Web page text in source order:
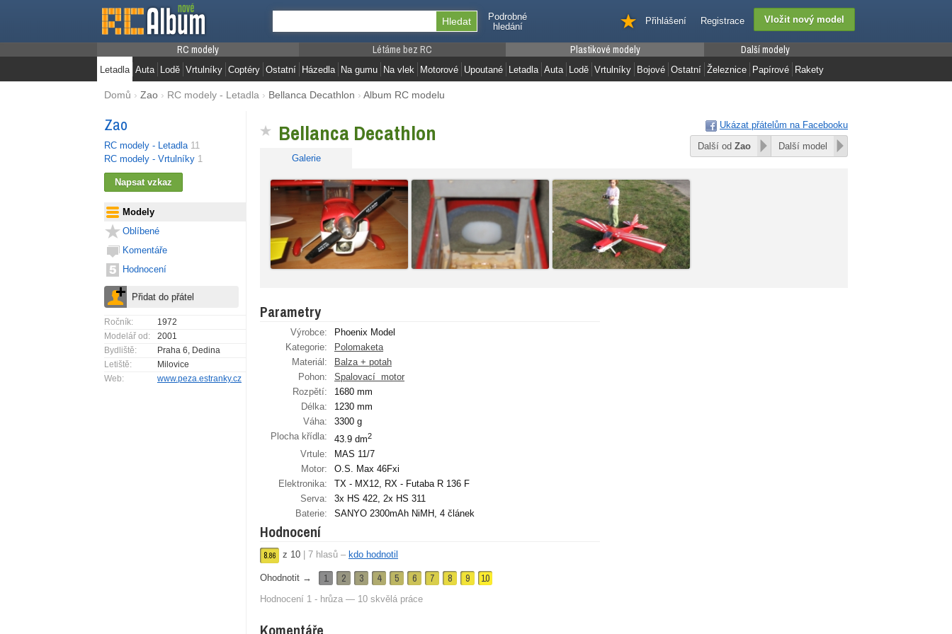
Podrobné
hledání
Registrace
Přihlášení
RC modely
Letadla Auta Lodě Vrtulníky Coptéry Ostatní
Létáme bez RC
Házedla Na gumu Na vlek Motorové Upoutané
Plastikové modely
Letadla Auta Lodě Vrtulníky Bojové Ostatní
Další modely
Železnice Papírové Rakety
Domů › Zao › RC modely - Letadla › Bellanca Decathlon › Album RC modelu
Zao
RC modely - Letadla 11
RC modely - Vrtulníky 1
Modely
Oblíbené
Komentáře
Hodnocení
Ročník:
1972
Modelář od:
2001
Bydliště:
Praha 6, Dedina
Letiště:
Milovice
Web:
www.peza.estranky.cz
Ukázat přátelům na Facebooku
Další od Zao Další model
Bellanca Decathlon
Galerie
Parametry
Výrobce:
Phoenix Model
Kategorie:
Polomaketa
Materiál:
Balza + potah
Pohon:
Spalovací ­ motor
Rozpětí:
1680 mm
Délka:
1230 mm
Váha:
3300 g
Plocha křídla:
43.9 dm2
Vrtule:
MAS 11/7
Motor:
O.S. Max 46Fxi
Elektronika:
TX - MX12, RX - Futaba R 136 F
Serva:
3x HS 422, 2x HS 311
Baterie:
SANYO 2300mAh NiMH, 4 článek
Hodnocení
8.86 z 10 7 hlasů – kdo hodnotil
Ohodnotit → 1 2 3 4 5 6 7 8 9 10
Hodnocení 1 - hrůza — 10 skvělá práce